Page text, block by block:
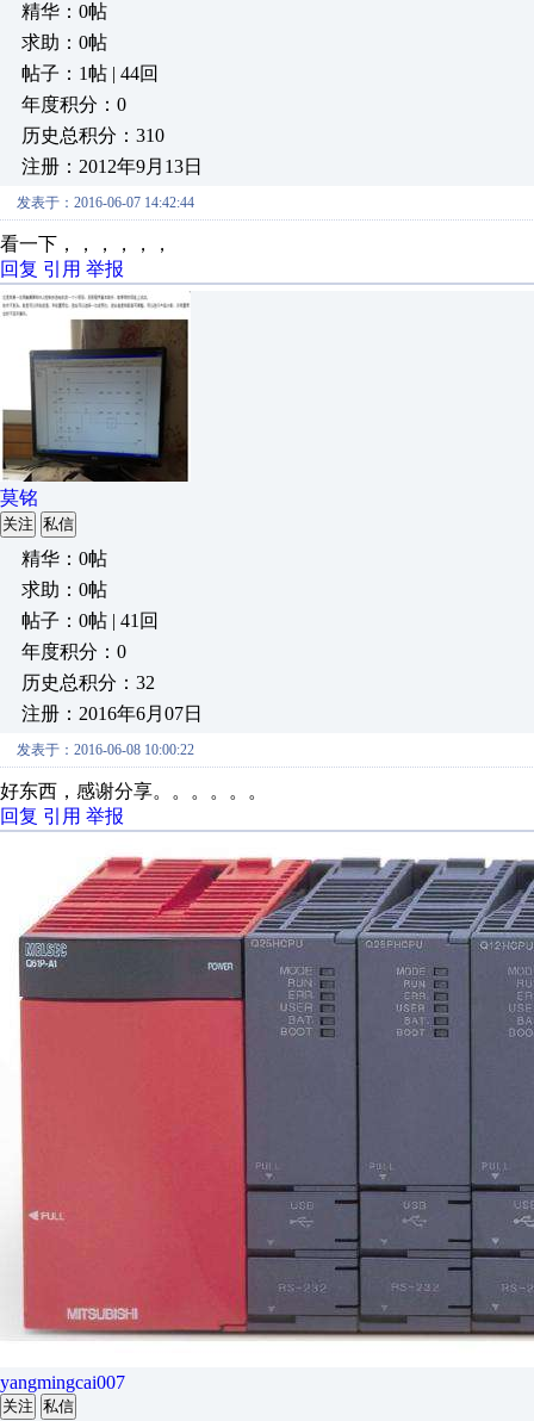
精华：0帖
求助：0帖
帖子：1帖 | 44回
年度积分：0
历史总积分：310
注册：2012年9月13日
发表于：2016-06-07 14:42:44
看一下，，，，，，
回复 引用 举报
莫铭
关注 私信
精华：0帖
求助：0帖
帖子：0帖 | 41回
年度积分：0
历史总积分：32
注册：2016年6月07日
发表于：2016-06-08 10:00:22
好东西，感谢分享。。。。。。
回复 引用 举报
yangmingcai007
关注 私信